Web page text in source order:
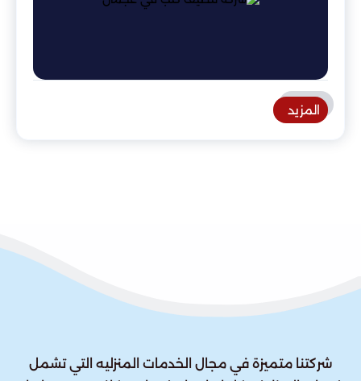
المزيد
شركتنا متميزة في مجال الخدمات المنزليه التي تشمل